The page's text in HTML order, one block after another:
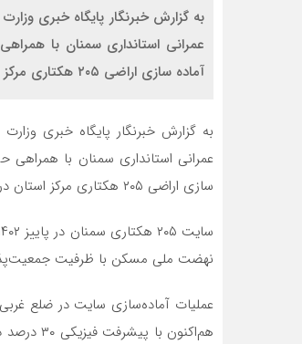
به گزارش خبرنگار پایگاه خبری
عمرانی استانداری سمنان با
آماده سازی اراضی ۲۰۵ هکتاری مرکز استان در دو ضلع غربی و شرقی بازدید کرد. سایت ۲۰۵ هکتاری سمنان […]
به گزارش خبرنگار پایگاه خبری
عمرانی استانداری سمنان با همراهی
سازی اراضی ۲۰۵ هکتاری مرکز استان در دو ضلع غربی و شرقی بازدید کرد.
نهضت ملی مسکن با ظرفیت جمعیت‌پذیری ۳۰ هزارنفر